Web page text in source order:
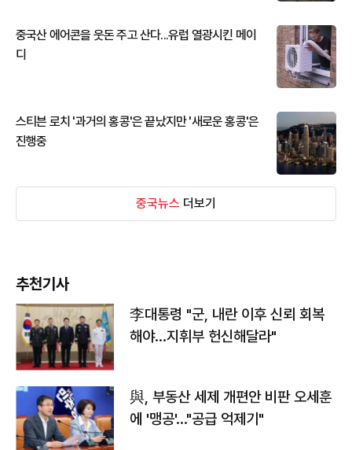
중국산 에어콘을 웃돈 주고 산다...유럽 열광시킨 메이
디
스티븐 로치 '과거의 홍콩'은 끝났지만 '새로운 홍콩'은
진행중
중국뉴스 더보기
추천기사
李대통령 "군, 내란 이후 신뢰 회복
해야…지휘부 헌신해달라"
與, 부동산 세제 개편안 비판 오세훈
에 '맹공'…"공급 억제기"